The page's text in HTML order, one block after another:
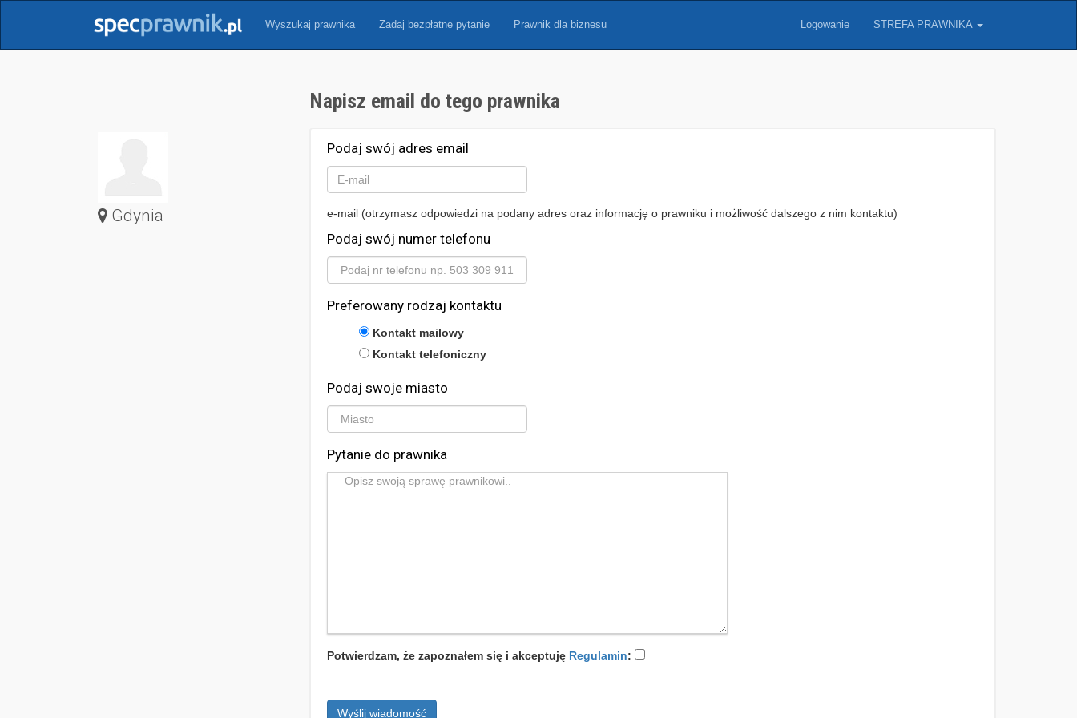
Wyszukaj prawnika Zadaj bezpłatne pytanie Prawnik dla biznesu Logowanie STREFA PRAWNIKA
Napisz email do tego prawnika
Gdynia
Podaj swój adres email
e-mail (otrzymasz odpowiedzi na podany adres oraz informację o prawniku i możliwość dalszego z nim kontaktu)
Podaj swój numer telefonu
Preferowany rodzaj kontaktu
Kontakt mailowy
Kontakt telefoniczny
Podaj swoje miasto
Pytanie do prawnika
Potwierdzam, że zapoznałem się i akceptuję Regulamin:
Wyślij wiadomość